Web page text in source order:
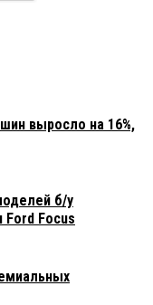
выросло на 16%,
б/у
Ford Focus